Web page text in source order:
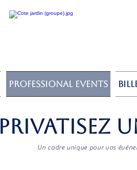
Professional events
privatisez
Un cadre unique pour vos